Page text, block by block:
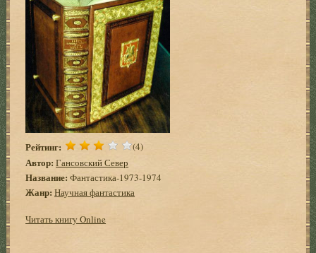
Рейтинг: (4)
Автор: Гансовский Север
Название: Фантастика-1973-1974
Жанр: Научная фантастика
Читать книгу Online